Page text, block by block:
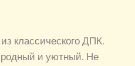
классического ДПК.
и уютный. Не